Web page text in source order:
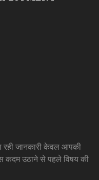
रही जानकारी केवल आपकी
कदम उठाने से पहले विषय की